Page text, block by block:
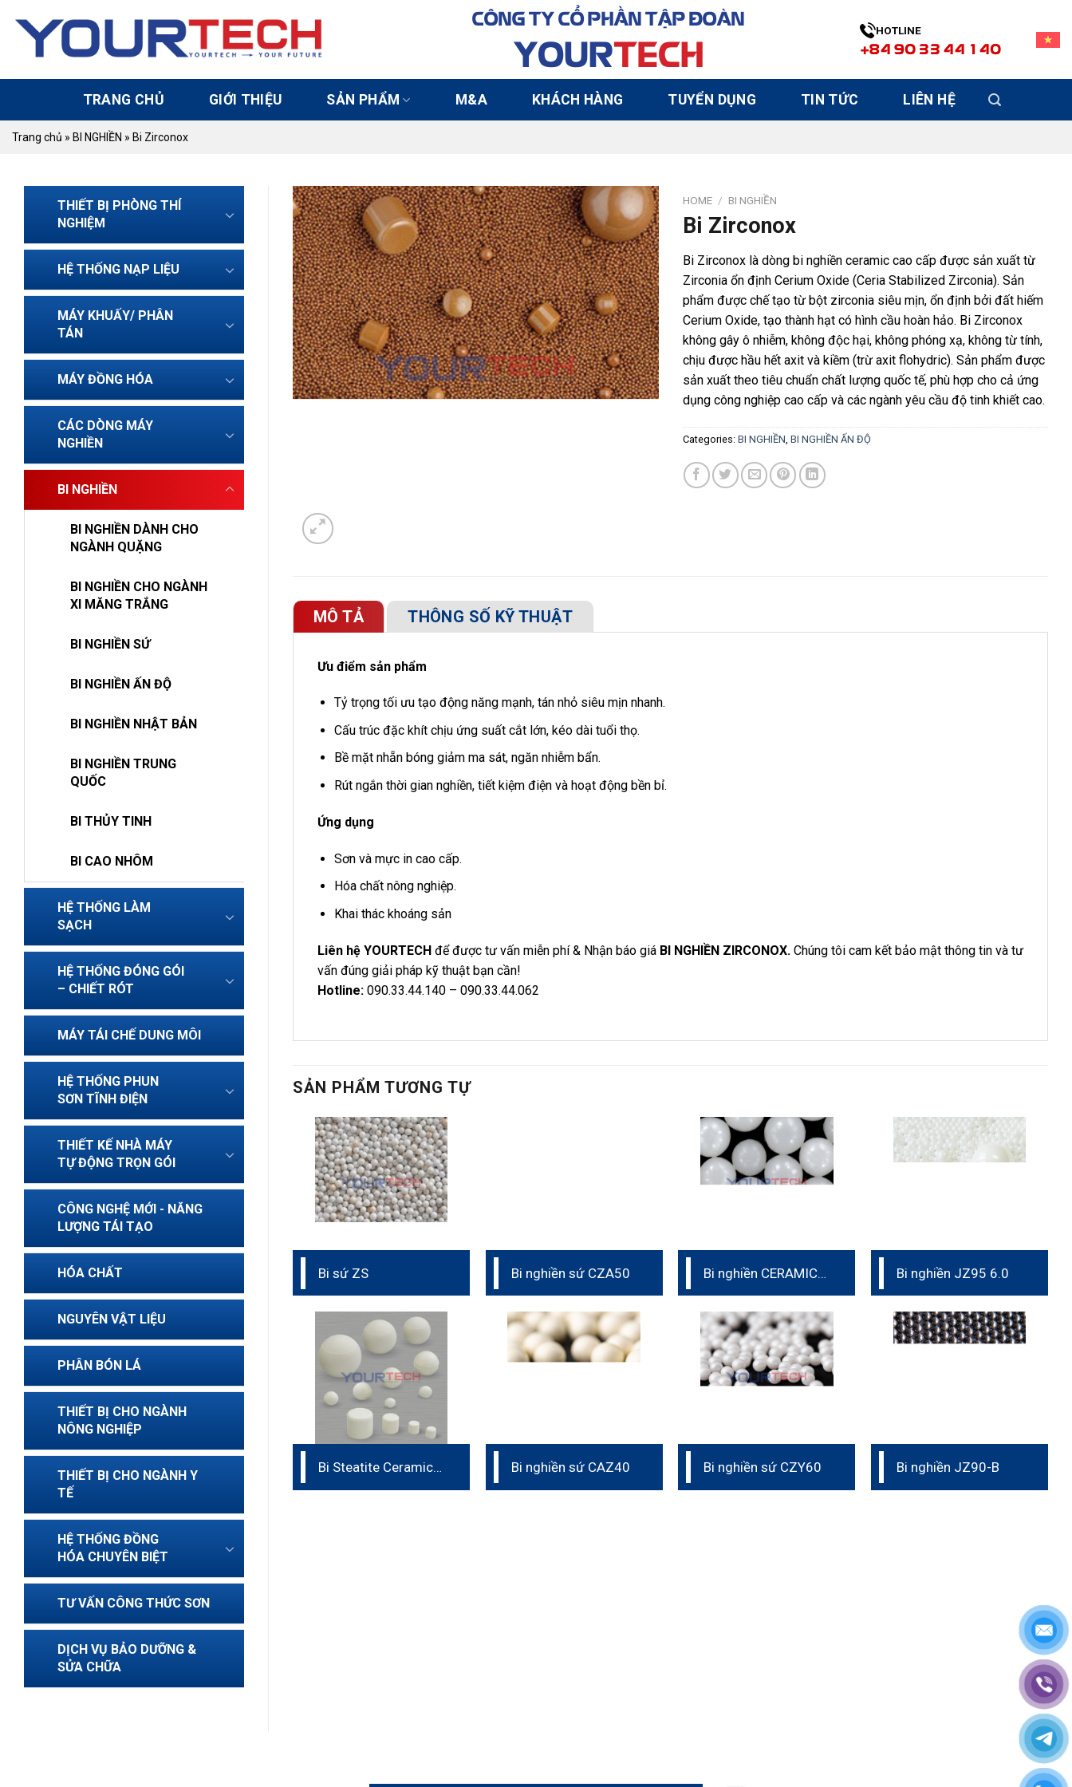
CÔNG TY CỔ PHẦN TẬP ĐOÀN
YOURTECH HOTLINE
+84 90 33 44 140
TRANG CHỦ GIỚI THIỆU SẢN PHẨM M&A KHÁCH HÀNG TUYỂN DỤNG TIN TỨC LIÊN HỆ
Trang chủ » BI NGHIỀN » Bi Zirconox
THIẾT BỊ PHÒNG THÍ
NGHIỆM
HỆ THỐNG NẠP LIỆU
MÁY KHUẤY/ PHÂN
TÁN
MÁY ĐỒNG HÓA
CÁC DÒNG MÁY
NGHIỀN
BI NGHIỀN
BI NGHIỀN DÀNH CHO
NGÀNH QUẶNG
BI NGHIỀN CHO NGÀNH
XI MĂNG TRẮNG
BI NGHIỀN SỨ
BI NGHIỀN ẤN ĐỘ
BI NGHIỀN NHẬT BẢN
BI NGHIỀN TRUNG
QUỐC
BI THỦY TINH
BI CAO NHÔM
HỆ THỐNG LÀM
SẠCH
HỆ THỐNG ĐÓNG GÓI
– CHIẾT RÓT
MÁY TÁI CHẾ DUNG MÔI
HỆ THỐNG PHUN
SƠN TĨNH ĐIỆN
THIẾT KẾ NHÀ MÁY
TỰ ĐỘNG TRỌN GÓI
CÔNG NGHỆ MỚI - NĂNG
LƯỢNG TÁI TẠO
HÓA CHẤT
NGUYÊN VẬT LIỆU
PHÂN BÓN LÁ
THIẾT BỊ CHO NGÀNH
NÔNG NGHIỆP
THIẾT BỊ CHO NGÀNH Y
TẾ
HỆ THỐNG ĐỒNG
HÓA CHUYÊN BIỆT
TƯ VẤN CÔNG THỨC SƠN
DỊCH VỤ BẢO DƯỠNG &
SỬA CHỮA
HOME / BI NGHIỀN
Bi Zirconox
Bi Zirconox là dòng bi nghiền ceramic cao cấp được sản xuất từ
Zirconia ổn định Cerium Oxide (Ceria Stabilized Zirconia). Sản
phẩm được chế tạo từ bột zirconia siêu mịn, ổn định bởi đất hiếm
Cerium Oxide, tạo thành hạt có hình cầu hoàn hảo. Bi Zirconox
không gây ô nhiễm, không độc hại, không phóng xạ, không từ tính,
chịu được hầu hết axit và kiềm (trừ axit flohydric). Sản phẩm được
sản xuất theo tiêu chuẩn chất lượng quốc tế, phù hợp cho cả ứng
dụng công nghiệp cao cấp và các ngành yêu cầu độ tinh khiết cao.
Categories: BI NGHIỀN, BI NGHIỀN ẤN ĐỘ
MÔ TẢ THÔNG SỐ KỸ THUẬT
Ưu điểm sản phẩm
Tỷ trọng tối ưu tạo động năng mạnh, tán nhỏ siêu mịn nhanh.
Cấu trúc đặc khít chịu ứng suất cắt lớn, kéo dài tuổi thọ.
Bề mặt nhẵn bóng giảm ma sát, ngăn nhiễm bẩn.
Rút ngắn thời gian nghiền, tiết kiệm điện và hoạt động bền bỉ.
Ứng dụng
Sơn và mực in cao cấp.
Hóa chất nông nghiệp.
Khai thác khoáng sản
Liên hệ YOURTECH để được tư vấn miễn phí & Nhận báo giá BI NGHIỀN ZIRCONOX. Chúng tôi cam kết bảo mật thông tin và tư
vấn đúng giải pháp kỹ thuật bạn cần!
Hotline: 090.33.44.140 – 090.33.44.062
SẢN PHẨM TƯƠNG TỰ
Bi sứ ZS Bi nghiền sứ CZA50
Bi nghiền CERAMIC
Bi nghiền JZ95 6.0
Bi Steatite Ceramic
Bi nghiền sứ CAZ40 Bi nghiền sứ CZY60 Bi nghiền JZ90-B